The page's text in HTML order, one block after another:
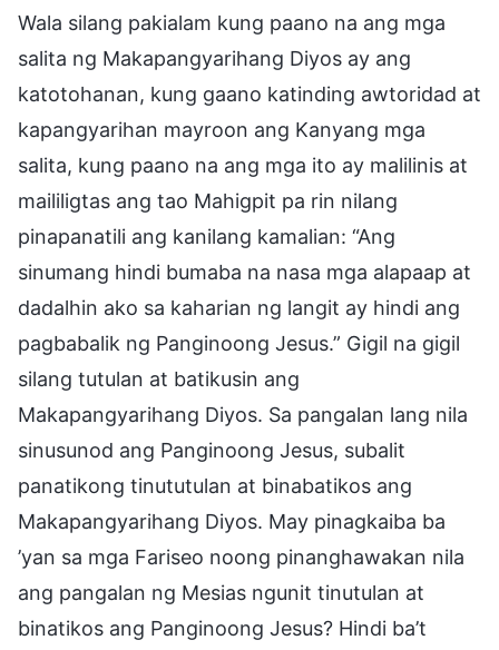
Wala silang pakialam kung paano na ang mga
salita ng Makapangyarihang Diyos ay ang
katotohanan, kung gaano katinding awtoridad at
kapangyarihan mayroon ang Kanyang mga
salita, kung paano na ang mga ito ay malilinis at
maililigtas ang tao Mahigpit pa rin nilang
pinapanatili ang kanilang kamalian: “Ang
sinumang hindi bumaba na nasa mga alapaap at
dadalhin ako sa kaharian ng langit ay hindi ang
pagbabalik ng Panginoong Jesus.” Gigil na gigil
silang tutulan at batikusin ang
Makapangyarihang Diyos. Sa pangalan lang nila
sinusunod ang Panginoong Jesus, subalit
panatikong tinututulan at binabatikos ang
Makapangyarihang Diyos. May pinagkaiba ba
’yan sa mga Fariseo noong pinanghawakan nila
ang pangalan ng Mesias ngunit tinutulan at
binatikos ang Panginoong Jesus? Hindi ba’t